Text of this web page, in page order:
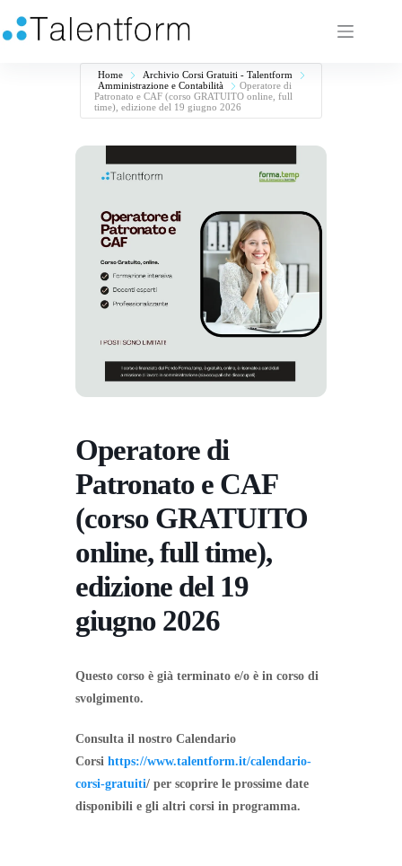
Home
Archivio Corsi Gratuiti - Talentform
Amministrazione e Contabilità
Operatore di
Patronato e CAF (corso GRATUITO online, full
time), edizione del 19 giugno 2026
Operatore di
Patronato e CAF
(corso GRATUITO
online, full time),
edizione del 19
giugno 2026
Questo corso è già terminato e/o è in corso di
svolgimento.
Consulta il nostro Calendario
Corsi https://www.talentform.it/calendario-
corsi-gratuiti/ per scoprire le prossime date
disponibili e gli altri corsi in programma.